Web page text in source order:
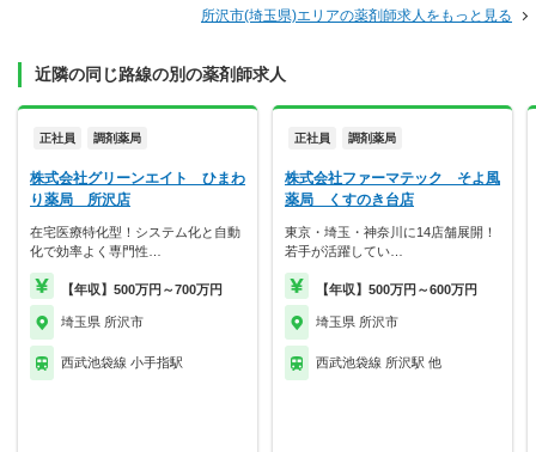
所沢市(埼玉県)エリアの薬剤師求人をもっと見る
近隣の同じ路線の別の薬剤師求人
正社員 調剤薬局
株式会社グリーンエイト ひまわ
り薬局 所沢店
在宅医療特化型！システム化と自動
化で効率よく専門性…
【年収】500万円～700万円
埼玉県 所沢市
西武池袋線 小手指駅
正社員 調剤薬局
株式会社ファーマテック そよ風
薬局 くすのき台店
東京・埼玉・神奈川に14店舗展開！
若手が活躍してい…
【年収】500万円～600万円
埼玉県 所沢市
西武池袋線 所沢駅 他